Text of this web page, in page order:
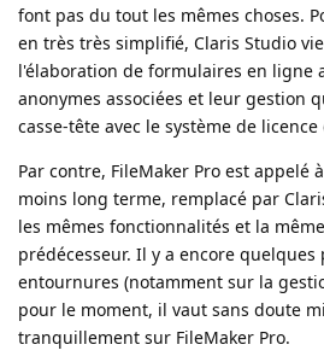
font pas du tout les mêmes choses.
en très très simplifié, Claris Studio
l'élaboration de formulaires en ligne
anonymes associées et leur gestion
casse-tête avec le système de licence
Par contre, FileMaker Pro est appelé
moins long terme, remplacé par
les mêmes fonctionnalités et la
prédécesseur. Il y a encore
entournures (notamment sur la
pour le moment, il vaut sans doute
tranquillement sur FileMaker Pro.